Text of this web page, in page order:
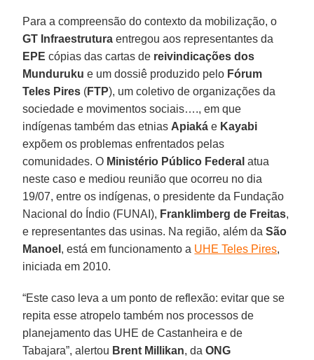
Para a compreensão do contexto da mobilização, o
GT Infraestrutura entregou aos representantes da
EPE cópias das cartas de reivindicações dos
Munduruku e um dossiê produzido pelo Fórum
Teles Pires (FTP), um coletivo de organizações da
sociedade e movimentos sociais…., em que
indígenas também das etnias Apiaká e Kayabi
expõem os problemas enfrentados pelas
comunidades. O Ministério Público Federal atua
neste caso e mediou reunião que ocorreu no dia
19/07, entre os indígenas, o presidente da Fundação
Nacional do Índio (FUNAI), Franklimberg de Freitas,
e representantes das usinas. Na região, além daSão
Manoel , está em funcionamento a UHE Teles Pires,
iniciada em 2010.
“Este caso leva a um ponto de reflexão: evitar que se
repita esse atropelo também nos processos de
planejamento das UHE de Castanheira e de
Tabajara”, alertou Brent Millikan, daONG